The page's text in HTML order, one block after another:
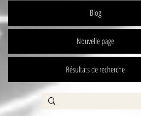
Blog
Nouvelle page
Résultats de recherche